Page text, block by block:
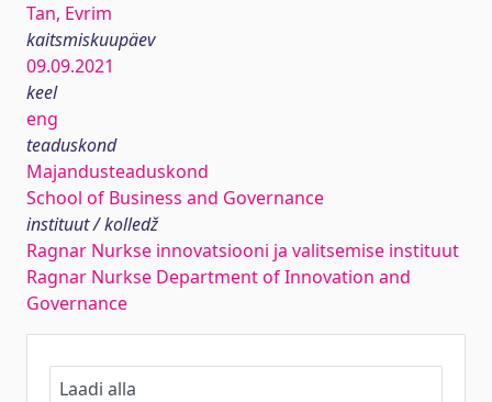
Tan, Evrim
kaitsmiskuupäev
09.09.2021
keel
eng
teaduskond
Majandusteaduskond
School of Business and Governance
instituut / kolledž
Ragnar Nurkse innovatsiooni ja valitsemise instituut
Ragnar Nurkse Department of Innovation and
Governance
Laadi alla